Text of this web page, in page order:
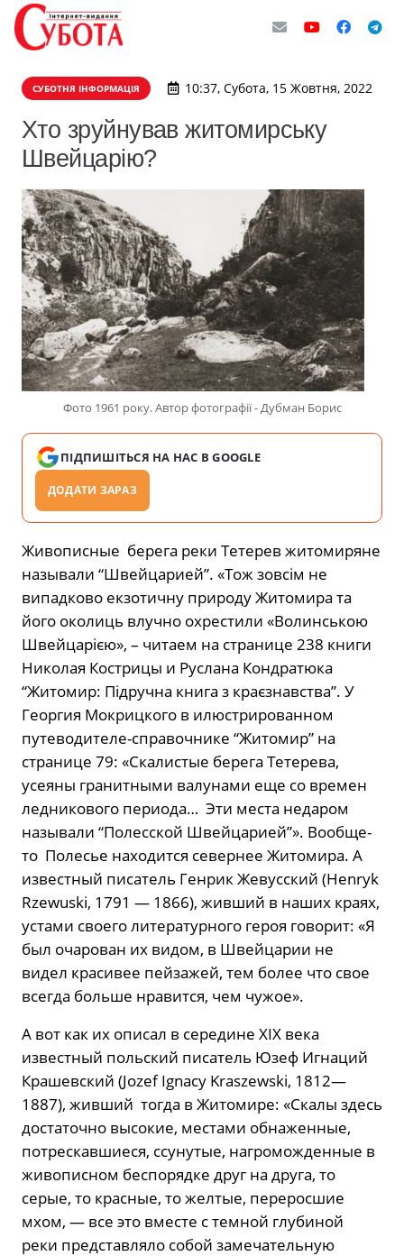
СУБОТНЯ ІНФОРМАЦІЯ 10:37, Субота, 15 Жовтня, 2022
Хто зруйнував житомирську
Швейцарію?
Фото 1961 року. Автор фотографії - Дубман Борис
ПІДПИШІТЬСЯ НА НАС В GOOGLE
ДОДАТИ ЗАРАЗ
Живописные берега реки Тетерев житомиряне
называли “Швейцарией”. «Тож зовсім не
випадково екзотичну природу Житомира та
його околиць влучно охрестили «Волинською
Швейцарією», – читаем на странице 238 книги
Николая Кострицы и Руслана Кондратюка
“Житомир: Підручна книга з краєзнавства”. У
Георгия Мокрицкого в илюстрированном
путеводителе-справочнике “Житомир” на
странице 79: «Скалистые берега Тетерева,
усеяны гранитными валунами еще со времен
ледникового периода… Эти места недаром
называли “Полесской Швейцарией”». Вообще-
то Полесье находится севернее Житомира. А
известный писатель Генрик Жевусский (Henryk
Rzewuski, 1791 — 1866), живший в наших краях,
устами своего литературного героя говорит: «Я
был очарован их видом, в Швейцарии не
видел красивее пейзажей, тем более что свое
всегда больше нравится, чем чужое».
А вот как их описал в середине XIX века
известный польский писатель Юзеф Игнаций
Крашевский (Jozef Ignacy Kraszewski, 1812—
1887), живший тогда в Житомире: «Скалы здесь
достаточно высокие, местами обнаженные,
потрескавшиеся, ссунутые, нагроможденные в
живописном беспорядке друг на друга, то
серые, то красные, то желтые, переросшие
мхом, — все это вместе с темной глубиной
реки представляло собой замечательную